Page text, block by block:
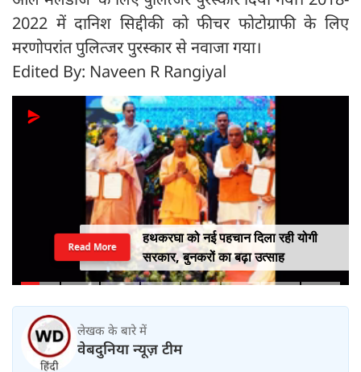
2022 में दानिश सिद्दीकी को फीचर फोटोग्राफी के लिए
मरणोपरांत पुलित्जर पुरस्कार से नवाजा गया।
Edited By: Naveen R Rangiyal
हथकरघा को नई पहचान दिला रही योगी
सरकार, बुनकरों का बढ़ा उत्साह
Read More
लेखक के बारे में
वेबदुनिया न्यूज़ टीम